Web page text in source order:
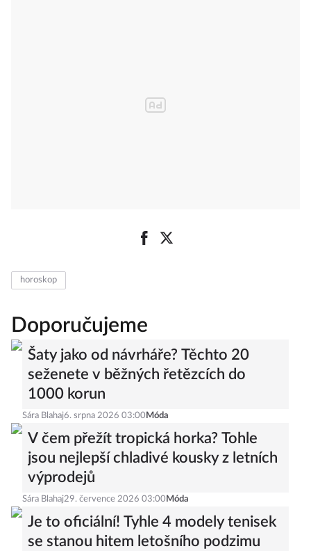
horoskop
Doporučujeme
Šaty jako od návrháře? Těchto 20
seženete v běžných řetězcích do
1000 korun
Sára Blahaj6. srpna 2026 03:00 Móda
V čem přežít tropická horka? Tohle
jsou nejlepší chladivé kousky z letních
výprodejů
Sára Blahaj29. července 2026 03:00 Móda
Je to oficiální! Tyhle 4 modely tenisek
se stanou hitem letošního podzimu